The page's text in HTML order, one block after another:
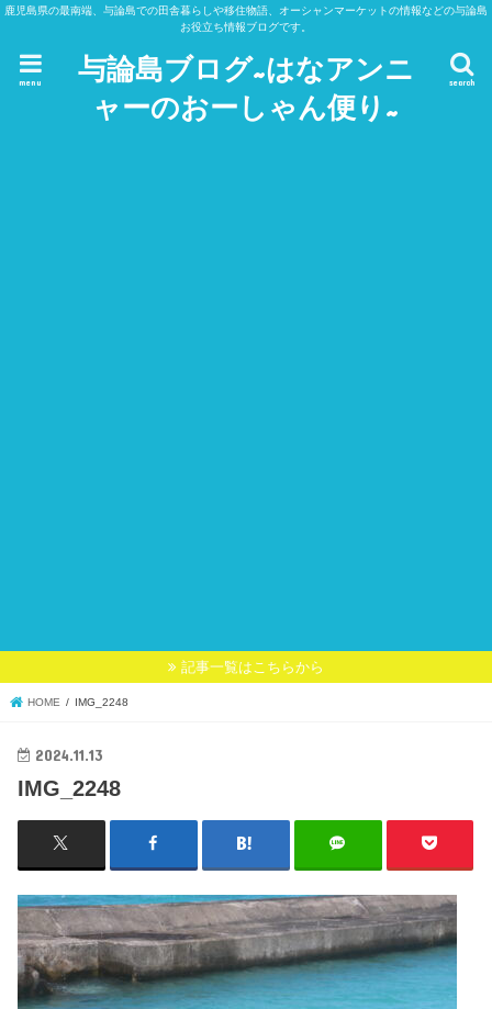
鹿児島県の最南端、与論島での田舎暮らしや移住物語、オーシャンマーケットの情報などの与論島
お役立ち情報ブログです。
与論島ブログ~はなアンニ
ャーのおーしゃん便り~
search
menu
記事一覧はこちらから
HOME IMG_2248
2024.11.13
IMG_2248